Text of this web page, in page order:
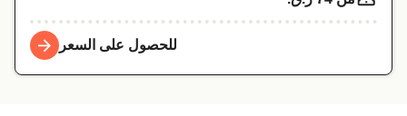
للحصول على السعر